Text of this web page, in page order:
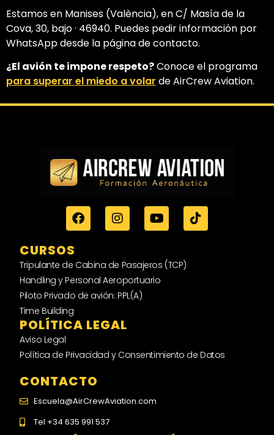
Estamos en Manises (València), en C/ Masía de la
Cova, 30, bajo · 46940. Puedes pedir información por
WhatsApp desde la página de contacto.
¿El avión te impone respeto?Conoce el programa
para superar el miedo a volar de AirCrew Aviation.
CURSOS
Tripulante de Cabina de Pasajeros (TCP)
Handling y Personal Aeroportuario
Piloto Privado de avión: PPL(A)
Time Building
POLÍTICA LEGAL
Aviso Legal
Política de Privacidad y Consentimiento de Datos
CONTACTO
Escuela@AirCrewAviation.com
Tel +34 635 991 537